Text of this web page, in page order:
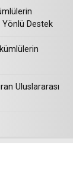
Destek
Uluslararası